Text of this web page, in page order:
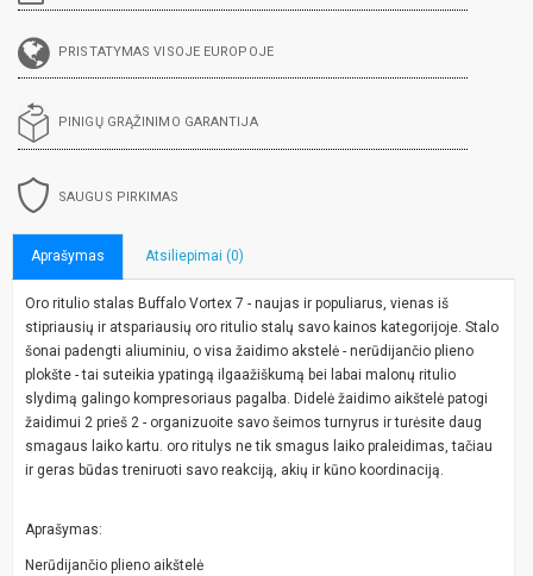
PRISTATYMAS VISOJE EUROPOJE
PINIGŲ GRĄŽINIMO GARANTIJA
SAUGUS PIRKIMAS
Aprašymas Atsiliepimai (0)
Oro ritulio stalas Buffalo Vortex 7 - naujas ir populiarus, vienas iš
stipriausių ir atspariausių oro ritulio stalų savo kainos kategorijoje. Stalo
šonai padengti aliuminiu, o visa žaidimo akstelė - nerūdijančio plieno
plokšte - tai suteikia ypatingą ilgaažiškumą bei labai malonų ritulio
slydimą galingo kompresoriaus pagalba. Didelė žaidimo aikštelė patogi
žaidimui 2 prieš 2 - organizuoite savo šeimos turnyrus ir turėsite daug
smagaus laiko kartu. oro ritulys ne tik smagus laiko praleidimas, tačiau
ir geras būdas treniruoti savo reakciją, akių ir kūno koordinaciją.
Aprašymas:
Nerūdijančio plieno aikštelė